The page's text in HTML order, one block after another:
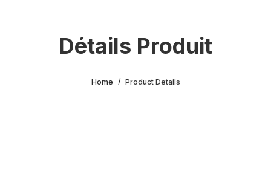
Détails Produit
Home Product Details